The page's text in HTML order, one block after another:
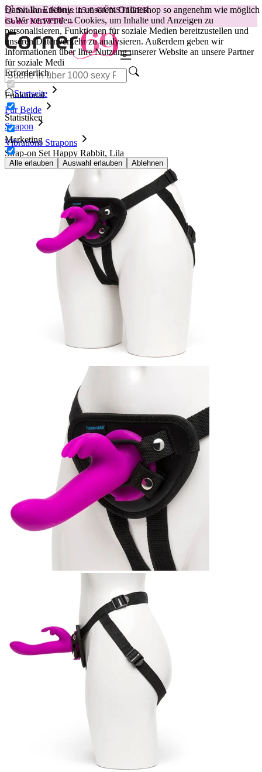
Damit Ihr Erlebnis in unserem Onlineshop so angenehm wie möglich
ist.Wir verwenden Cookies, um Inhalte und Anzeigen zu
personalisieren, Funktionen für soziale Medien bereitzustellen und
unseren Datenverkehr zu analysieren. Außerdem geben wir
Informationen über Ihre Nutzung unserer Website an unsere Partner
für soziale Medi
Erforderlich
Funktional
Statistiken
Marketing
Alle erlauben Auswahl erlauben Ablehnen
😽Svakom Klitty: 15 € GÜNSTIGER
Code: KLITTY →
Startseite
Für Beide
Strapon
Vibrations Strapons
Strap-on Set Happy Rabbit, Lila